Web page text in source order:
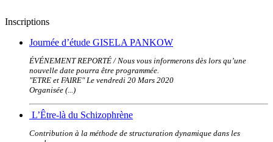
Inscriptions
Journée d’étude GISELA PANKOW
ÉVÉNEMENT REPORTÉ / Nous vous informerons dès lors qu’une
nouvelle date pourra être programmée.
"ETRE et FAIRE" Le vendredi 20 Mars 2020
Organisée (...)
L’Être-là du Schizophrène
Contribution à la méthode de structuration dynamique dans les